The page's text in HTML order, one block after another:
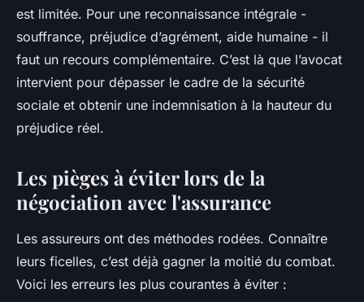
est limitée. Pour une reconnaissance intégrale -
souffrance, préjudice d’agrément, aide humaine - il
faut un recours complémentaire. C’est là que l’avocat
intervient pour dépasser le cadre de la sécurité
sociale et obtenir une indemnisation à la hauteur du
préjudice réel.
Les pièges à éviter lors de la
négociation avec l'assurance
Les assureurs ont des méthodes rodées. Connaître
leurs ficelles, c’est déjà gagner la moitié du combat.
Voici les erreurs les plus courantes à éviter :